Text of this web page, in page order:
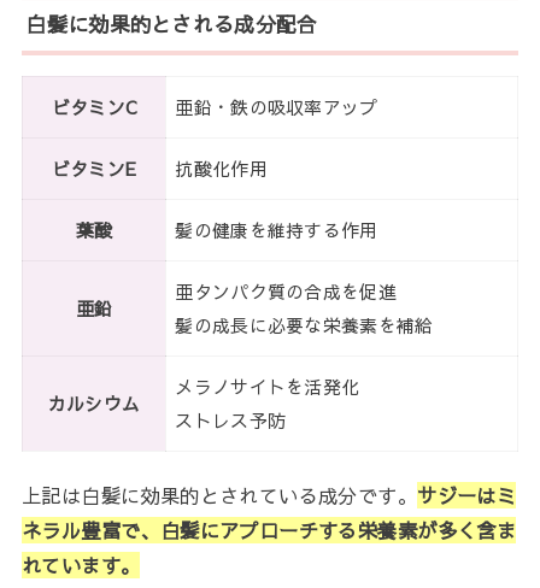
白髪に効果的とされる成分配合
ビタミンC 亜鉛・鉄の吸収率アップ
ビタミンE 抗酸化作用
葉酸 髪の健康を維持する作用
亜鉛
亜タンパク質の合成を促進
髪の成長に必要な栄養素を補給
カルシウム
メラノサイトを活発化
ストレス予防
上記は白髪に効果的とされている成分です。 サジーはミ
ネラル豊富で、白髪にアプローチする栄養素が多く含ま
れています。